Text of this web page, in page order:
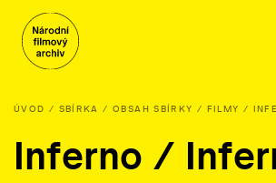
ÚVOD SBÍRKA OBSAH SBÍRKY FILMY
Inferno /